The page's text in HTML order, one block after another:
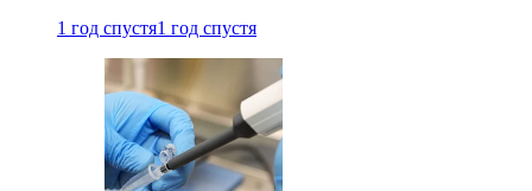
1 год спустя1 год спустя